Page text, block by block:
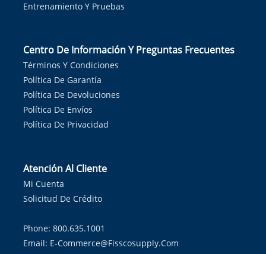
Entrenamiento Y Pruebas
Centro De Información Y Preguntas Frecuentes
Términos Y Condiciones
Política De Garantía
Política De Devoluciones
Política De Envíos
Política De Privacidad
Atención Al Cliente
Mi Cuenta
Solicitud De Crédito
Phone: 800.635.1001
Email: E-Commerce@fisscosupply.com